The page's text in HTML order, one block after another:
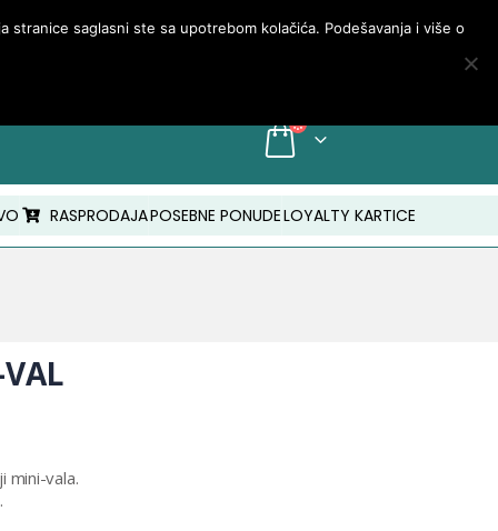
PRIJAVA/MOJ NALOG
RASPRODAJAPOSEBNE PONUDELOYALTY KARTICE
mini-vala.
saglasni ste sa upotrebom kolačića. Podešavanja i više o